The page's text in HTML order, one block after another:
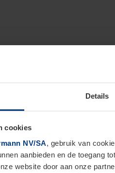
Details
cookies
NV/SA, gebruik van
aanbieden en de toegang
website door aan onze